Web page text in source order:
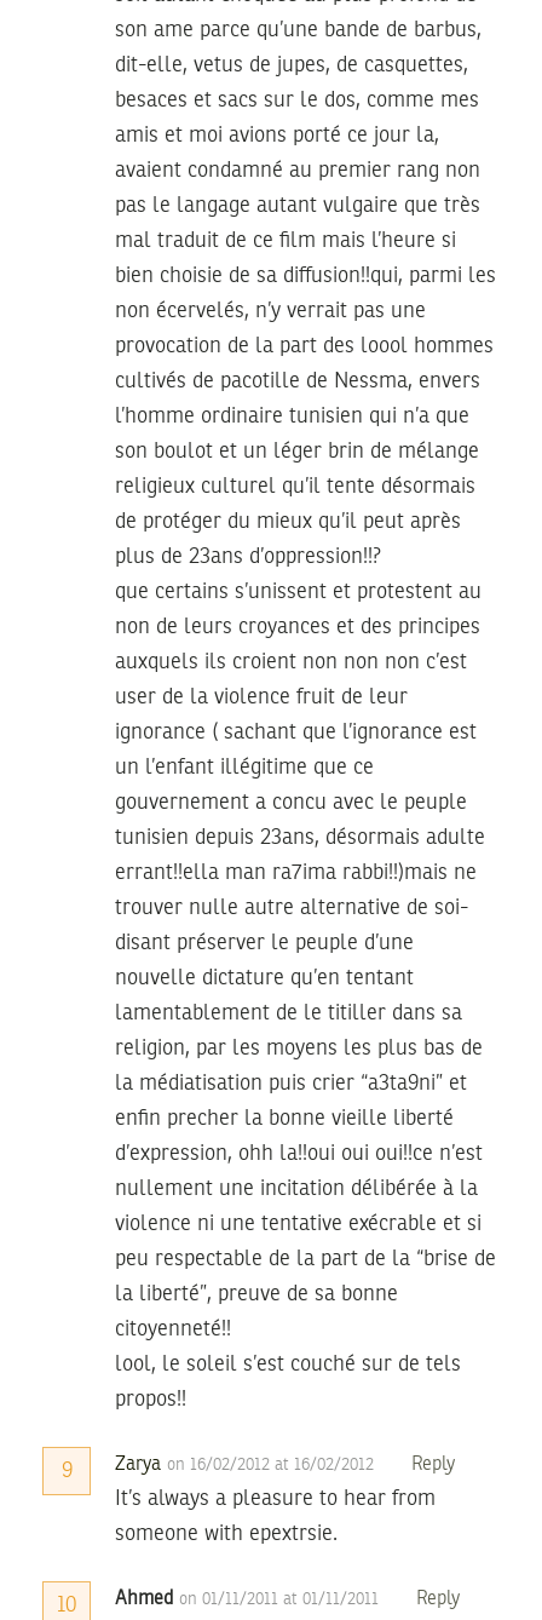
son ame parce qu’une bande de barbus,
dit-elle, vetus de jupes, de casquettes,
besaces et sacs sur le dos, comme mes
amis et moi avions porté ce jour la,
avaient condamné au premier rang non
pas le langage autant vulgaire que très
mal traduit de ce film mais l’heure si
bien choisie de sa diffusion!!qui, parmi les
non écervelés, n’y verrait pas une
provocation de la part des loool hommes
cultivés de pacotille de Nessma, envers
l’homme ordinaire tunisien qui n’a que
son boulot et un léger brin de mélange
religieux culturel qu’il tente désormais
de protéger du mieux qu’il peut après
plus de 23ans d’oppression!!?
que certains s’unissent et protestent au
non de leurs croyances et des principes
auxquels ils croient non non non c’est
user de la violence fruit de leur
ignorance ( sachant que l’ignorance est
un l’enfant illégitime que ce
gouvernement a concu avec le peuple
tunisien depuis 23ans, désormais adulte
errant!!ella man ra7ima rabbi!!)mais ne
trouver nulle autre alternative de soi-
disant préserver le peuple d’une
nouvelle dictature qu’en tentant
lamentablement de le titiller dans sa
religion, par les moyens les plus bas de
la médiatisation puis crier “a3ta9ni” et
enfin precher la bonne vieille liberté
d’expression, ohh la!!oui oui oui!!ce n’est
nullement une incitation délibérée à la
violence ni une tentative exécrable et si
peu respectable de la part de la “brise de
la liberté”, preuve de sa bonne
citoyenneté!!
lool, le soleil s’est couché sur de tels
propos!!
9 Zarya on 16/02/2012 at 16/02/2012 Reply
It’s always a pleasure to hear from
someone with epextrsie.
10 Ahmed on 01/11/2011 at 01/11/2011 Reply